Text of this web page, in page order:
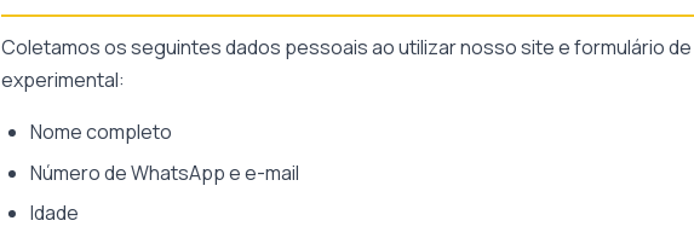
Coletamos os seguintes dados pessoais ao utilizar nosso site e formulário de
experimental:
Nome completo
Número de WhatsApp e e-mail
Idade